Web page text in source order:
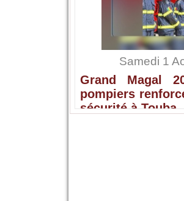
Samedi 1
Grand Magal
pompiers
sécurité à Touba